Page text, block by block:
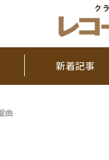
新着記事
曲